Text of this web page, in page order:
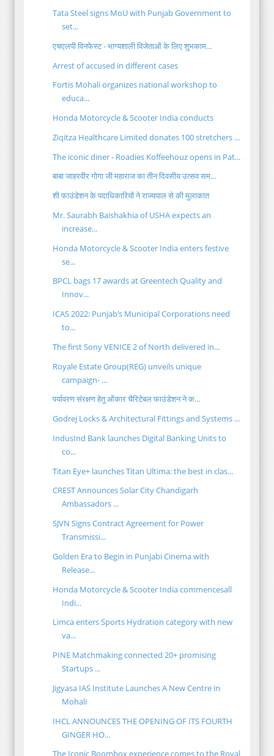
Tata Steel signs MoU with Punjab Government to
set...
एचएलपी विनफेस्ट - भाग्यशाली विजेताओं के लिए शुभकाम...
Arrest of accused in different cases
Fortis Mohali organizes national workshop to
educa...
Honda Motorcycle & Scooter India conducts
Ziqitza Healthcare Limited donates 100 stretchers ...
The iconic diner - Roadies Koffeehouz opens in Pat...
बाबा जाहरवीर गोगा जी महाराज का तीन दिवसीय उत्सव सम...
शी फाउंडेशन के पदाधिकारियों ने राज्यपाल से की मुलाकात
Mr. Saurabh Baishakhia of USHA expects an
increase...
Honda Motorcycle & Scooter India enters festive
se...
BPCL bags 17 awards at Greentech Quality and
Innov...
ICAS 2022: Punjab’s Municipal Corporations need
to...
The first Sony VENICE 2 of North delivered in...
Royale Estate Group(REG) unveils unique
campaign- ...
पर्यावरण संरक्षण हेतु ओंकार चैरिटेबल फाउंडेशन ने क...
Godrej Locks & Architectural Fittings and Systems ...
IndusInd Bank launches Digital Banking Units to
co...
Titan Eye+ launches Titan Ultima: the best in clas...
CREST Announces Solar City Chandigarh
Ambassadors ...
SJVN Signs Contract Agreement for Power
Transmissi...
Golden Era to Begin in Punjabi Cinema with
Release...
Honda Motorcycle & Scooter India commencesall
Indi...
Limca enters Sports Hydration category with new
va...
PINE Matchmaking connected 20+ promising
Startups ...
Jigyasa IAS Institute Launches A New Centre in
Mohali
IHCL ANNOUNCES THE OPENING OF ITS FOURTH
GINGER HO...
The Iconic Boombox experience comes to the Royal